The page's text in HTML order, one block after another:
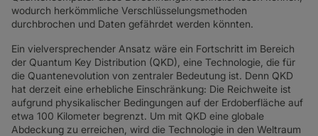
SD-WAN + SASE
LAN + DRAHTLOSES LAN
ALLE NETZWERKDIENSTE
wodurch herkömmliche Verschlüsselungsmethoden
durchbrochen und Daten gefährdet werden könnten.
Ein vielversprechender Ansatz wäre ein Fortschritt im Bereich
der Quantum Key Distribution (QKD), eine Technologie, die für
die Quantenevolution von zentraler Bedeutung ist. Denn QKD
hat derzeit eine erhebliche Einschränkung: Die Reichweite ist
aufgrund physikalischer Bedingungen auf der Erdoberfläche auf
etwa 100 Kilometer begrenzt. Um mit QKD eine globale
Abdeckung zu erreichen, wird die Technologie in den Weltraum